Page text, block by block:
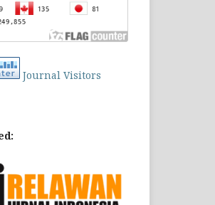
Journal Visitors